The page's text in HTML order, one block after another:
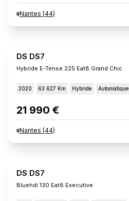
Nantes (44)
DS DS7
Hybride E-Tense 225 Eat8 Grand Chic
2020 63 627 Km Hybride Automatique
21 990 €
Nantes (44)
DS DS7
Bluehdi 130 Eat8 Executive